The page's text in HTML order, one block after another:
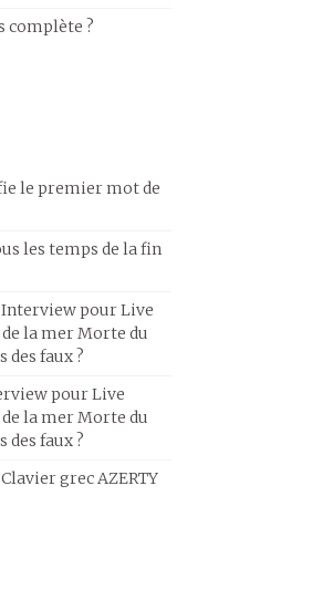
complète ?
le premier mot de
les temps de la fin
Interview pour Live
la mer Morte du
des faux ?
pour Live
la mer Morte du
des faux ?
Clavier grec AZERTY